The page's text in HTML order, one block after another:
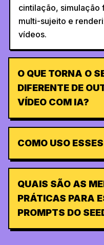
cintilação, simulação
multi-sujeito e
vídeos.
O QUE TORNA O
DIFERENTE DE
VÍDEO COM IA?
COMO USO
QUAIS SÃO AS
PRÁTICAS PARA
PROMPTS DO